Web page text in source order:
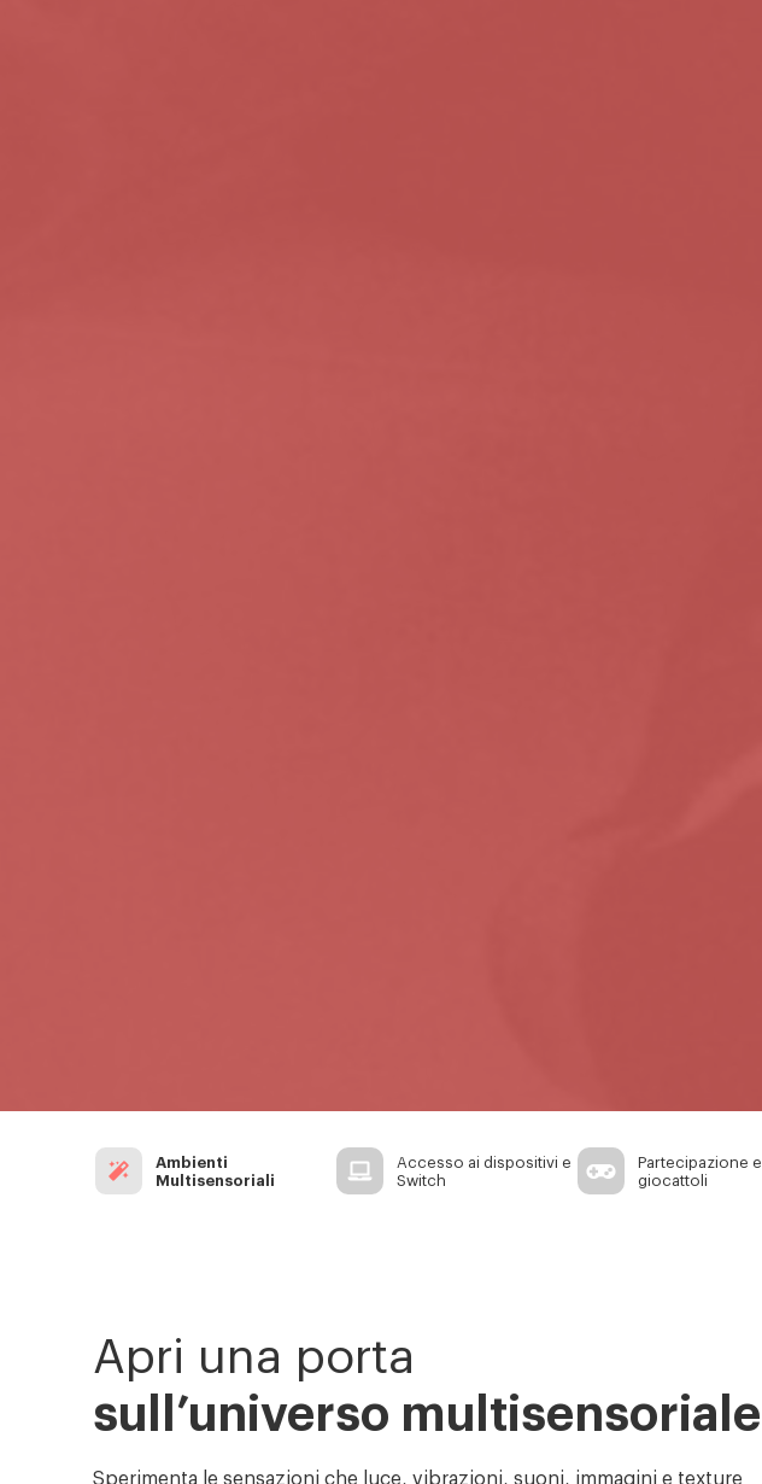
Ambienti
Multisensoriali
Accesso ai dispositivi e
Switch
Partecipazione e
giocattoli
Apri una porta
sull’universo multisensoriale
Sperimenta le sensazioni che luce, vibrazioni, suoni, immagini e texture